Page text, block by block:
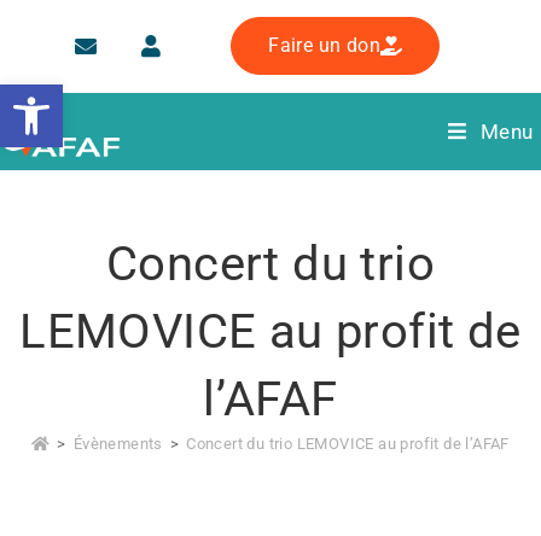
Ouvrir la barre d’outils
Faire un don
Menu
Concert du trio
LEMOVICE au profit de
l’AFAF
> Évènements > Concert du trio LEMOVICE au profit de l’AFAF